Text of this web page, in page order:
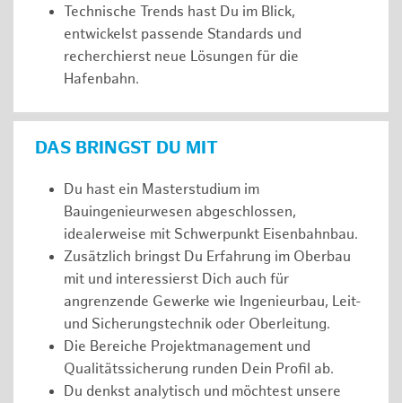
Technische Trends hast Du im Blick,
entwickelst passende Standards und
recherchierst neue Lösungen für die
Hafenbahn.
DAS BRINGST DU MIT
Du hast ein Masterstudium im
Bauingenieurwesen abgeschlossen,
idealerweise mit Schwerpunkt Eisenbahnbau.
Zusätzlich bringst Du Erfahrung im Oberbau
mit und interessierst Dich auch für
angrenzende Gewerke wie Ingenieurbau, Leit-
und Sicherungstechnik oder Oberleitung.
Die Bereiche Projektmanagement und
Qualitätssicherung runden Dein Profil ab.
Du denkst analytisch und möchtest unsere